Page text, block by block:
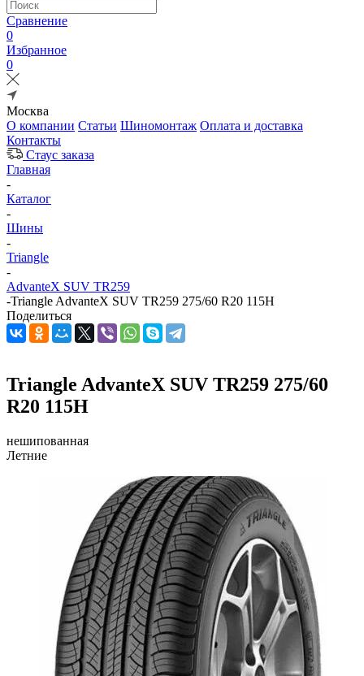
Сравнение
0
Избранное
0
Москва
О компании Статьи Шиномонтаж Оплата и доставка
Контакты
Стаус заказа
Главная
-
Каталог
-
Шины
-
Triangle
-
AdvanteX SUV TR259
-Triangle AdvanteX SUV TR259 275/60 R20 115H
Поделиться
Triangle AdvanteX SUV TR259 275/60
R20 115H
нешипованная
Летние